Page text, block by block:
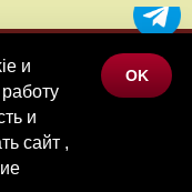
и
и
сайт ,
OK